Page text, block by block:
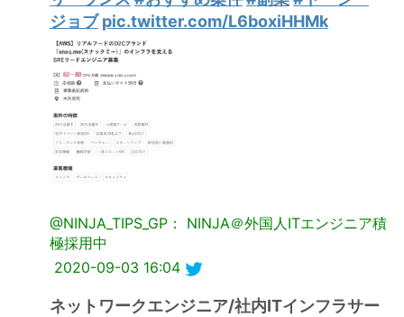
ジョブ pic.twitter.com/L6boxiHHMk
@NINJA_TIPS_GP： NINJA＠外国人ITエンジニア積
極採用中
2020-09-03 16:04
ネットワークエンジニア/社内ITインフラサー